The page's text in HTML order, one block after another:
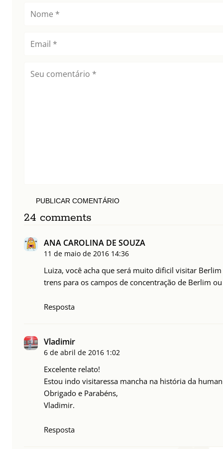
PUBLICAR COMENTÁRIO
24 comments
ANA CAROLINA DE SOUZA
11 de maio de 2016 14:36
Luiza, você acha que será muito dificil visitar
trens para os campos de concentração de Berlim
Resposta
Vladimir
6 de abril de 2016 1:02
Excelente relato!
Estou indo visitaressa mancha na história da
Obrigado e Parabéns,
Vladimir.
Resposta